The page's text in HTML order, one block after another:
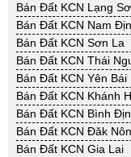
Bán Đất KCN Lạng
Bán Đất KCN Nam
Bán Đất KCN Sơn La
Bán Đất KCN Thái
Bán Đất KCN Yên Bái
Bán Đất KCN Khánh
Bán Đất KCN Bình
Bán Đất KCN Đăk
Bán Đất KCN Gia Lai